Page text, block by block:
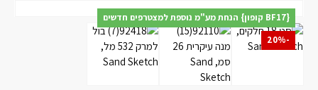
{BF17 קופון} הנחת מע"מ נוספת למצטרפים חדשים
-20%